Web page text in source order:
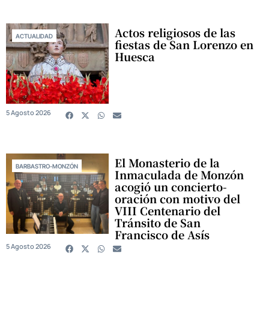
ACTUALIDAD Actos religiosos de las
fiestas de San Lorenzo en
Huesca
5 Agosto 2026
BARBASTRO-MONZÓN El Monasterio de la
Inmaculada de Monzón
acogió un concierto-
oración con motivo del
VIII Centenario del
Tránsito de San
Francisco de Asís
5 Agosto 2026